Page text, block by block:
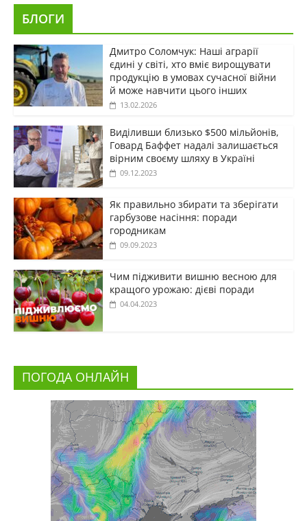
БЛОГИ
Дмитро Соломчук: Наші аграрії
єдині у світі, хто вміє вирощувати
продукцію в умовах сучасної війни
й може навчити цього інших
13.02.2026
Виділивши близько $500 мільйонів,
Говард Баффет надалі залишається
вірним своєму шляху в Україні
09.12.2023
Як правильно збирати та зберігати
гарбузове насіння: поради
городникам
09.09.2023
Чим підживити вишню весною для
кращого урожаю: дієві поради
04.04.2023
ПОГОДА ОНЛАЙН